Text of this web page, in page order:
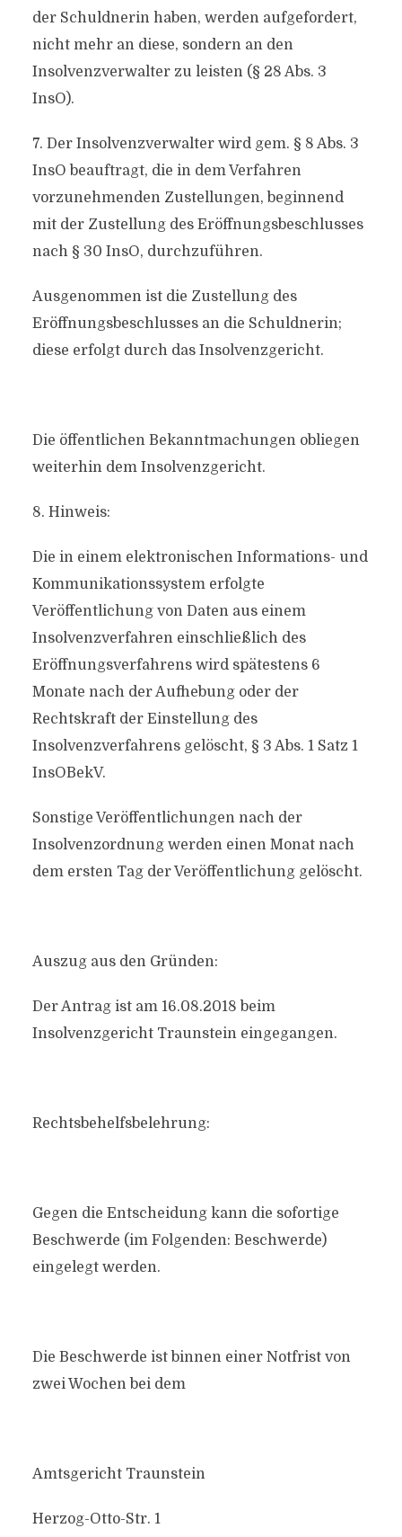
der Schuldnerin haben, werden aufgefordert,
nicht mehr an diese, sondern an den
Insolvenzverwalter zu leisten (§ 28 Abs. 3
InsO).
7. Der Insolvenzverwalter wird gem. § 8 Abs. 3
InsO beauftragt, die in dem Verfahren
vorzunehmenden Zustellungen, beginnend
mit der Zustellung des Eröffnungsbeschlusses
nach § 30 InsO, durchzuführen.
Ausgenommen ist die Zustellung des
Eröffnungsbeschlusses an die Schuldnerin;
diese erfolgt durch das Insolvenzgericht.
Die öffentlichen Bekanntmachungen obliegen
weiterhin dem Insolvenzgericht.
8. Hinweis:
Die in einem elektronischen Informations- und
Kommunikationssystem erfolgte
Veröffentlichung von Daten aus einem
Insolvenzverfahren einschließlich des
Eröffnungsverfahrens wird spätestens 6
Monate nach der Aufhebung oder der
Rechtskraft der Einstellung des
Insolvenzverfahrens gelöscht, § 3 Abs. 1 Satz 1
InsOBekV.
Sonstige Veröffentlichungen nach der
Insolvenzordnung werden einen Monat nach
dem ersten Tag der Veröffentlichung gelöscht.
Auszug aus den Gründen:
Der Antrag ist am 16.08.2018 beim
Insolvenzgericht Traunstein eingegangen.
Rechtsbehelfsbelehrung:
Gegen die Entscheidung kann die sofortige
Beschwerde (im Folgenden: Beschwerde)
eingelegt werden.
Die Beschwerde ist binnen einer Notfrist von
zwei Wochen bei dem
Amtsgericht Traunstein
Herzog-Otto-Str. 1